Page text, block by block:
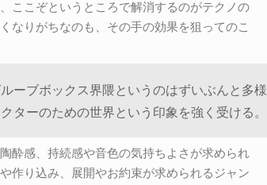
ここぞというところで解消するのがテクノの
なりがちなのも、その手の効果を狙ってのこ
ーブボックス界隈というのはずいぶんと多様
ーのための世界という印象を強く受ける。
酔感、持続感や音色の気持ちよさが求められ
作り込み、展開やお約束が求められるジャン